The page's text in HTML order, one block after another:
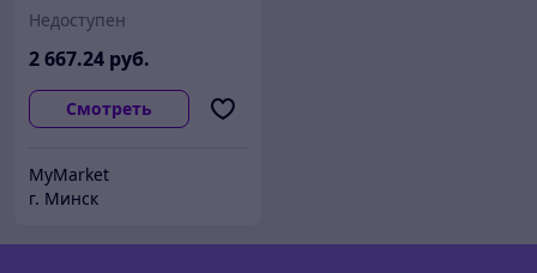
Недоступен
2 667.24 руб.
Смотреть
MyMarket
г. Минск